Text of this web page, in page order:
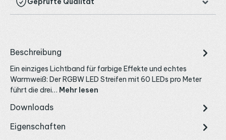
Beschreibung
Ein einziges Lichtband für farbige Effekte und echtes
Warmweiß: Der RGBW LED Streifen mit 60 LEDs pro Meter
führt die drei… Mehr lesen
Downloads
Eigenschaften